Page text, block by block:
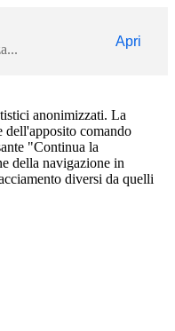
Apri
anonimizzati. La
dell'apposito comando
"Continua la
della navigazione in
diversi da quelli